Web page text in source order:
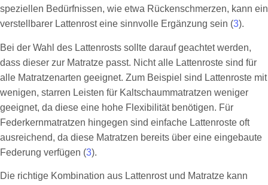
speziellen Bedürfnissen, wie etwa Rückenschmerzen, kann ein
verstellbarer Lattenrost eine sinnvolle Ergänzung sein (3).
Bei der Wahl des Lattenrosts sollte darauf geachtet werden,
dass dieser zur Matratze passt. Nicht alle Lattenroste sind für
alle Matratzenarten geeignet. Zum Beispiel sind Lattenroste mit
wenigen, starren Leisten für Kaltschaummatratzen weniger
geeignet, da diese eine hohe Flexibilität benötigen. Für
Federkernmatratzen hingegen sind einfache Lattenroste oft
ausreichend, da diese Matratzen bereits über eine eingebaute
Federung verfügen (3).
Die richtige Kombination aus Lattenrost und Matratze kann